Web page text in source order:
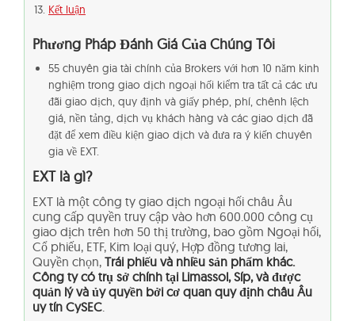
Kết luận
Phương Pháp Đánh Giá Của Chúng Tôi
55 chuyên gia tài chính của Brokers với hơn 10 năm kinh
nghiệm trong giao dịch ngoại hối kiểm tra tất cả các ưu
đãi giao dịch, quy định và giấy phép, phí, chênh lệch
giá, nền tảng, dịch vụ khách hàng và các giao dịch đã
đặt để xem điều kiện giao dịch và đưa ra ý kiến chuyên
gia về EXT.
EXT là gì?
EXT là một công ty giao dịch ngoại hối châu Âu
cung cấp quyền truy cập vào hơn 600.000 công cụ
giao dịch trên hơn 50 thị trường, bao gồm Ngoại hối,
Cổ phiếu, ETF, Kim loại quý, Hợp đồng tương lai,
Quyền chọn, Trái phiếu và nhiều sản phẩm khác.
Công ty có trụ sở chính tại Limassol, Síp, và được
quản lý và ủy quyền bởi cơ quan quy định châu Âu
uy tín CySEC.